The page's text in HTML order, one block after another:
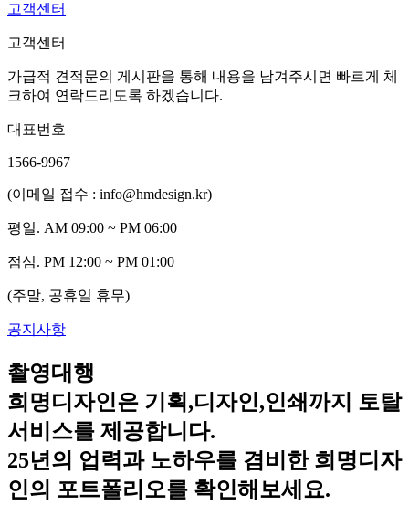
고객센터
고객센터
가급적 견적문의 게시판을 통해 내용을 남겨주시면 빠르게 체
크하여 연락드리도록 하겠습니다.
대표번호
1566-9967
(이메일 접수 : info@hmdesign.kr)
평일. AM 09:00 ~ PM 06:00
점심. PM 12:00 ~ PM 01:00
(주말, 공휴일 휴무)
공지사항
촬영대행
희명디자인은 기획,디자인,인쇄까지 토탈
서비스를 제공합니다.
25년의 업력과 노하우를 겸비한 희명디자
인의 포트폴리오를 확인해보세요.